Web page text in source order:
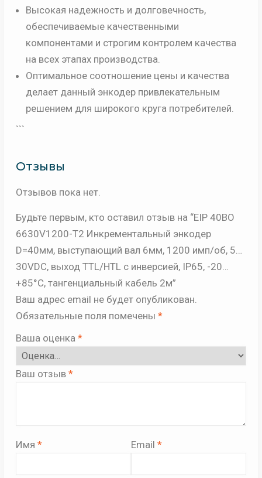
Высокая надежность и долговечность,
обеспечиваемые качественными
компонентами и строгим контролем качества
на всех этапах производства.
Оптимальное соотношение цены и качества
делает данный энкодер привлекательным
решением для широкого круга потребителей.
```
Отзывы
Отзывов пока нет.
Будьте первым, кто оставил отзыв на “EIP 40BO
6630V1200-T2 Инкрементальный энкодер
D=40мм, выступающий вал 6мм, 1200 имп/об, 5…
30VDC, выход TTL/HTL с инверсией, IP65, -20…
+85°C, тангенциальный кабель 2м”
Ваш адрес email не будет опубликован.
Обязательные поля помечены *
Ваша оценка *
Ваш отзыв *
Имя * Email *